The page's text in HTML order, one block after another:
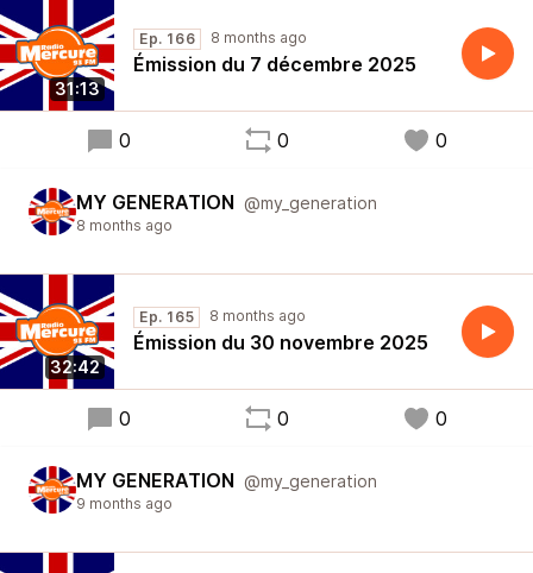
31:13
Ep. 166 8 months ago
Émission du 7 décembre 2025
0 0 0
MY GENERATION @my_generation
8 months ago
32:42
Ep. 165 8 months ago
Émission du 30 novembre 2025
0 0 0
MY GENERATION @my_generation
9 months ago